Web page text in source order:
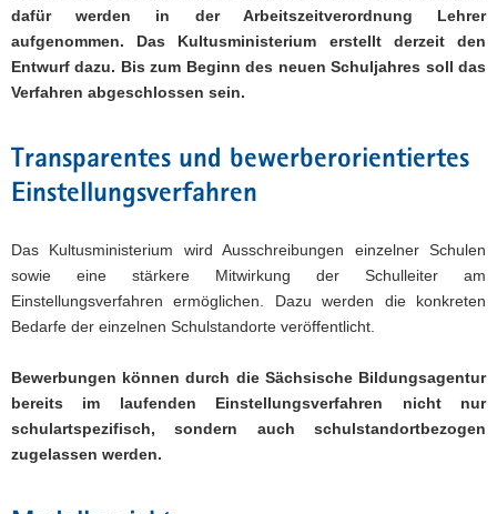
dafür werden in der Arbeitszeitverordnung Lehrer
aufgenommen. Das Kultusministerium erstellt derzeit den
Entwurf dazu. Bis zum Beginn des neuen Schuljahres soll das
Verfahren abgeschlossen sein.
Transparentes und bewerberorientiertes
Einstellungsverfahren
Das Kultusministerium wird Ausschreibungen einzelner Schulen
sowie eine stärkere Mitwirkung der Schulleiter am
Einstellungsverfahren ermöglichen. Dazu werden die konkreten
Bedarfe der einzelnen Schulstandorte veröffentlicht.
Bewerbungen können durch die Sächsische Bildungsagentur
bereits im laufenden Einstellungsverfahren nicht nur
schulartspezifisch, sondern auch schulstandortbezogen
zugelassen werden.